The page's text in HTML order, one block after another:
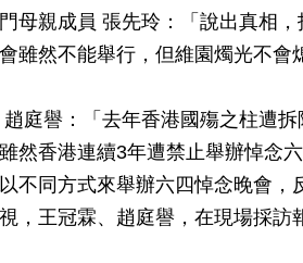
母親成員 張先玲：「說出真相
雖然不能舉行，但維園燭光不會
庭譽：「去年香港國殤之柱遭
然香港連續3年遭禁止舉辦悼念
不同方式來舉辦六四悼念晚會，
，王冠霖、趙庭譽，在現場採訪